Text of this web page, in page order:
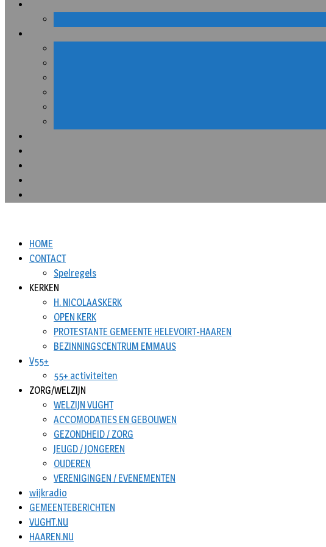
HOME
CONTACT
Spelregels
KERKEN
H. NICOLAASKERK
OPEN KERK
PROTESTANTE GEMEENTE HELEVOIRT-HAAREN
BEZINNINGSCENTRUM EMMAUS
V55+
55+ activiteiten
ZORG/WELZIJN
WELZIJN VUGHT
ACCOMODATIES EN GEBOUWEN
GEZONDHEID / ZORG
JEUGD / JONGEREN
OUDEREN
VERENIGINGEN / EVENEMENTEN
wijkradio
GEMEENTEBERICHTEN
VUGHT.NU
HAAREN.NU